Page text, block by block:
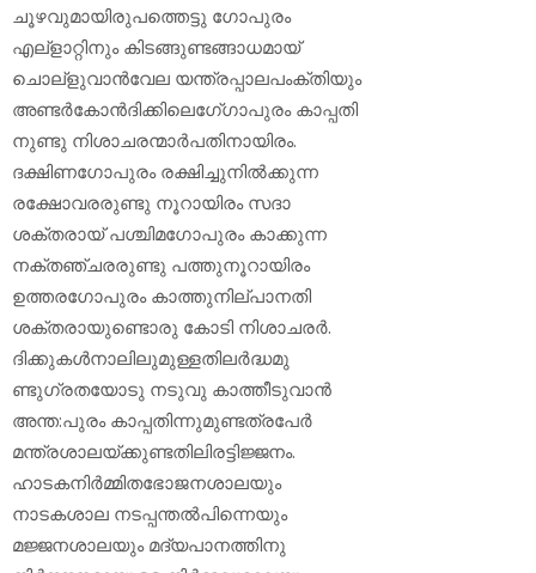
ചൂഴവുമായിരുപത്തെട്ടു ഗോപുരം
എല്‌ളാറ്റിനും കിടങ്ങുണ്ടങ്ങാധമായ്
ചൊല്‌ളുവാന്‍വേല യന്ത്രപ്പാലപംക്തിയും
അണ്ടര്‍കോന്‍ദിക്കിലെഗേ്ഗാപുരം കാപ്പതി
നുണ്ടു നിശാചരന്മാര്‍പതിനായിരം.
ദക്ഷിണഗോപുരം രക്ഷിച്ചുനില്‍ക്കുന്ന
രക്ഷോവരരുണ്ടു നൂറായിരം സദാ
ശക്തരായ് പശ്ചിമഗോപുരം കാക്കുന്ന
നക്തഞ്ചരരുണ്ടു പത്തുനൂറായിരം
ഉത്തരഗോപുരം കാത്തുനില്പാനതി
ശക്തരായുണ്ടൊരു കോടി നിശാചരര്‍.
ദിക്കുകള്‍നാലിലുമുള്ളതിലര്‍ദ്ധമു
ണ്ടുഗ്രതയോടു നടുവു കാത്തീടുവാന്‍
അന്ത:പുരം കാപ്പതിന്നുമുണ്ടത്രപേര്‍
മന്ത്രശാലയ്ക്കുണ്ടതിലിരട്ടിജ്ജനം.
ഹാടകനിര്‍മ്മിതഭോജനശാലയും
നാടകശാല നടപ്പന്തല്‍പിന്നെയും
മജ്ജനശാലയും മദ്യപാനത്തിനു